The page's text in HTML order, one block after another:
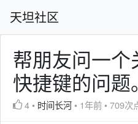
天坦社区
帮朋友问一
快捷键的问题。
4 • 时间长河 • 1年前 •709次